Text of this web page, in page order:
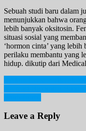
Sebuah studi baru dalam
menunjukkan bahwa
lebih banyak oksitosin.
situasi sosial yang
‘hormon cinta’ yang
perilaku membantu yang
hidup. dikutip dari
Post
navigation
Leave a Reply